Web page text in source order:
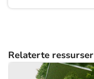
Relaterte ressurser